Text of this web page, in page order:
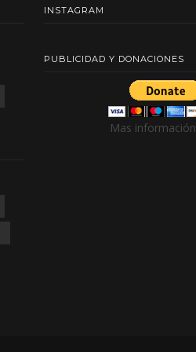
INSTAGRAM
PUBLICIDAD Y DONACIONES
Mas información